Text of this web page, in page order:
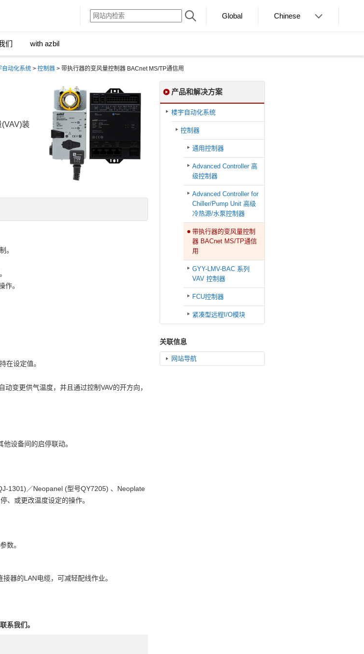
Global Chinese
们 with azbil
自动化系统 > 控制器 > 带执行器的变风量控制器 BACnet MS/TP通信用
装
。
作。
在设定值。
变更供气温度，并且通过控制VAV的开方向，
设备间的启停联动。
1301)／Neopanel (型号QY7205) 、Neoplate
、或更改温度设定的操作。
数。
器的LAN电缆，可减轻配线作业。
系我们。
产品和解决方案
楼宇自动化系统
控制器
通用控制器
Advanced Controller 高
级控制器
Advanced Controller for
Chiller/Pump Unit 高级
冷热源/水泵控制器
带执行器的变风量控制
器 BACnet MS/TP通信
用
GYY-LMV-BAC 系列
VAV 控制器
FCU控制器
紧凑型远程I/O模块
关联信息
网站导航